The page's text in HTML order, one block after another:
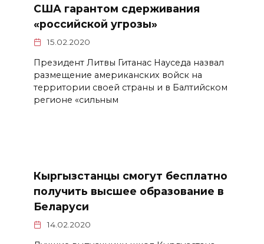
США гарантом сдерживания
«российской угрозы»
15.02.2020
Президент Литвы Гитанас Науседа назвал
размещение американских войск на
территории своей страны и в Балтийском
регионе «сильным
Кыргызстанцы смогут бесплатно
получить высшее образование в
Беларуси
14.02.2020